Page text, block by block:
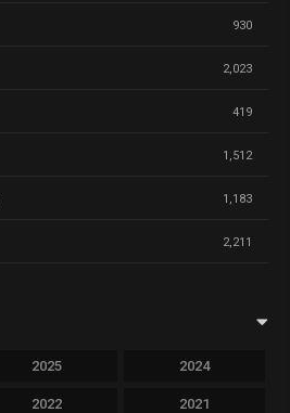
930
2,023
419
1,512
1,183
2,211
2025 2024
2022 2021